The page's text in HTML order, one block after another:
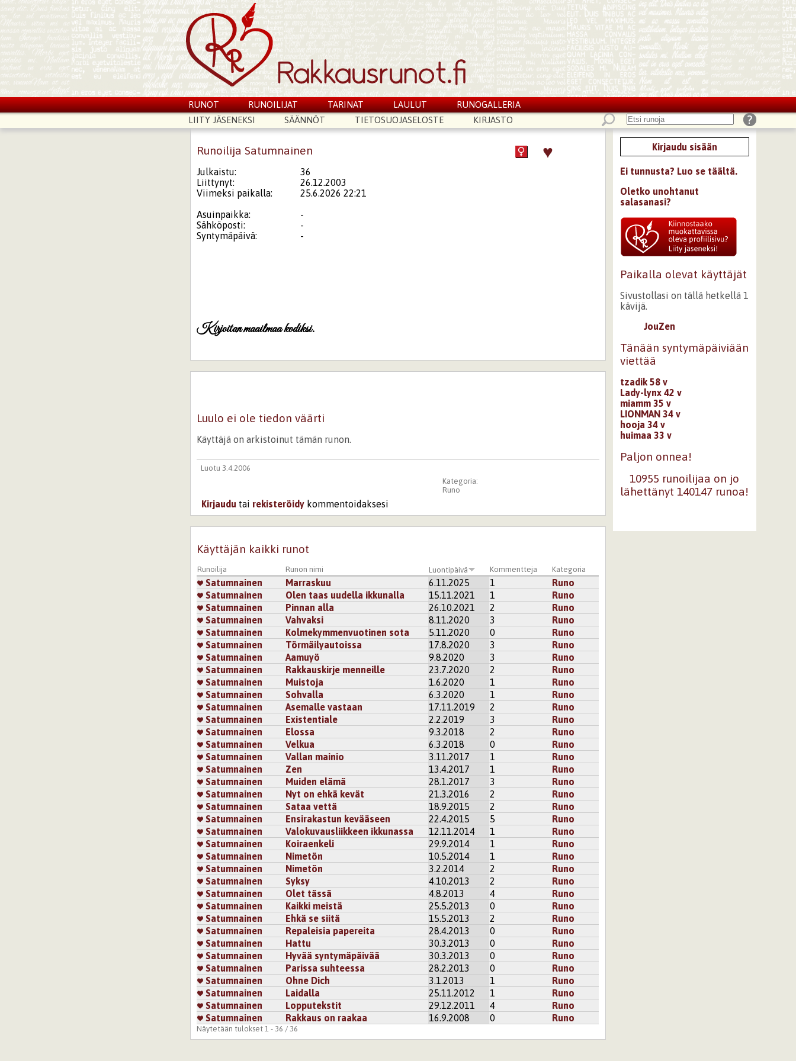
RUNOT RUNOILIJAT TARINAT LAULUT
RUNOGALLERIA
LIITY JÄSENEKSI
SÄÄNNÖT TIETOSUOJASELOSTE KIRJASTO
Runoilija Satumnainen ♥
Julkaistu:
36
Liittynyt:
26.12.2003
Viimeksi paikalla:
25.6.2026 22:21
Asuinpaikka:
-
Sähköposti:
-
Syntymäpäivä:
-
Kirjoitan maailmaa kodiksi.
Luulo ei ole tiedon väärti
Käyttäjä on arkistoinut tämän runon.
Luotu 3.4.2006
Kategoria:
Runo
Kirjaudu tai rekisteröidy kommentoidaksesi
Käyttäjän kaikki runot
Runoilija Runon nimi Luontipäivä Kommentteja Kategoria
Satumnainen Marraskuu 6.11.2025 1
Runo
Satumnainen
Olen taas uudella ikkunalla 15.11.2021 1
Runo
Satumnainen
Pinnan alla 26.10.2021 2
Runo
Satumnainen
Vahvaksi 8.11.2020 3
Runo
Satumnainen
Kolmekymmenvuotinen sota 5.11.2020 0
Runo
Satumnainen
Törmäilyautoissa 17.8.2020 3
Runo
Satumnainen
Aamuyö 9.8.2020 3
Runo
Satumnainen
Rakkauskirje menneille 23.7.2020 2
Runo
Satumnainen
Muistoja 1.6.2020 1
Runo
Satumnainen
Sohvalla 6.3.2020 1
Runo
Satumnainen
Asemalle vastaan 17.11.2019 2
Runo
Satumnainen
Existentiale 2.2.2019 3
Runo
Satumnainen
Elossa 9.3.2018 2
Runo
Satumnainen
Velkua 6.3.2018 0
Runo
Satumnainen
Vallan mainio 3.11.2017 1
Runo
Satumnainen
Zen 13.4.2017 1
Runo
Satumnainen
Muiden elämä 28.1.2017 3
Runo
Satumnainen
Nyt on ehkä kevät 21.3.2016 2
Runo
Satumnainen
Sataa vettä 18.9.2015 2
Runo
Satumnainen
Ensirakastun kevääseen 22.4.2015 5
Runo
Satumnainen
Valokuvausliikkeen ikkunassa 12.11.2014 1
Runo
Satumnainen
Koiraenkeli 29.9.2014 1
Runo
Satumnainen
Nimetön 10.5.2014 1
Runo
Satumnainen
Nimetön 3.2.2014 2
Runo
Satumnainen
Syksy 4.10.2013 2
Runo
Satumnainen
Olet tässä 4.8.2013 4
Runo
Satumnainen
Kaikki meistä 25.5.2013 0
Runo
Satumnainen
Ehkä se siitä 15.5.2013 2
Runo
Satumnainen
Repaleisia papereita 28.4.2013 0
Runo
Satumnainen
Hattu 30.3.2013 0
Runo
Satumnainen
Hyvää syntymäpäivää 30.3.2013 0
Runo
Satumnainen
Parissa suhteessa 28.2.2013 0
Runo
Satumnainen
Ohne Dich 3.1.2013 1
Runo
Satumnainen
Laidalla 25.11.2012 1
Runo
Satumnainen
Lopputekstit 29.12.2011 4
Runo
Satumnainen
Rakkaus on raakaa 16.9.2008 0 Runo
Näytetään tulokset 1 - 36 / 36
Kirjaudu sisään
Ei tunnusta? Luo se täältä.
Oletko unohtanut
salasanasi?
Paikalla olevat käyttäjät
Sivustollasi on tällä hetkellä 1
kävijä.
JouZen
Tänään syntymäpäiviään
viettää
tzadik 58 v
Lady-lynx 42 v
miamm 35 v
LIONMAN 34 v
hooja 34 v
huimaa 33 v
Paljon onnea!
10955 runoilijaa on jo
lähettänyt 140147 runoa!